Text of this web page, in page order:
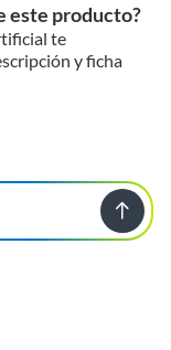
este producto?
te
y ficha